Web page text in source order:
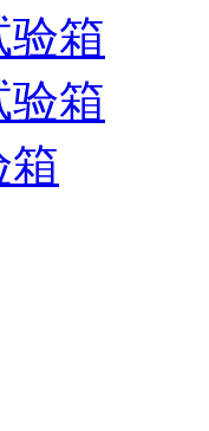
验箱
验箱
箱